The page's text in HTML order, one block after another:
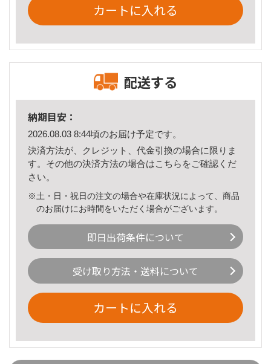
カートに入れる
配送する
納期目安：
2026.08.03 8:44頃のお届け予定です。
決済方法が、クレジット、代金引換の場合に限りま
す。その他の決済方法の場合はこちら をご確認くだ
さい。
※土・日・祝日の注文の場合や在庫状況によって、商品
のお届けにお時間をいただく場合がございます。
即日出荷条件について
受け取り方法・送料について
カートに入れる